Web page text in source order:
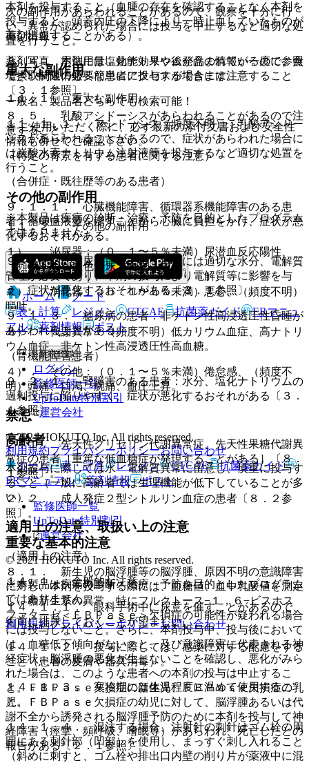
本剤を投与すること（血腫の存在を確認することなく本剤を
投与すると、頭蓋内圧の下降により一時止血していたものが
再び出血することがある）。
８．４． 本剤には塩化ナトリウムが含まれているので、食
塩摂取制限の必要な患者に投与する場合には注意すること
〔３．１参照〕。
８．５． 乳酸アシドーシスがあらわれることがあるので注
意すること。
（特定の背景を有する患者に関する注意）
（合併症・既往歴等のある患者）
９．１．１． 心臓機能障害、循環器系機能障害のある患
者：循環血液量を増すことから心臓に負担をかけ、症状が悪
化するおそれがある。
９．１．２． 尿崩症の患者：本症には適切な水分、電解質
管理が必要であり、本剤の投与により電解質等に影響を与
え、症状が悪化するおそれがある〔３．１参照〕。
９．１．３． 糖尿病の患者：非ケトン性高浸透圧性昏睡が
あらわれることがある。
（腎機能障害患者）
９．２．１． 腎障害のある患者：水分、塩化ナトリウムの
過剰投与に陥りやすく、症状が悪化するおそれがある〔３．
１参照〕。
高齢者
本剤投与に際しては水・電解質異常に留意し、慎重に投与す
ること（一般に高齢者では生理機能が低下していることが多
い）。
適用上の注意、取扱い上の注意
（適用上の注意）
１４．１． 全般的な注意
１４．１．１． 眼科手術中に尿意を催すことがあるので、
術前に排尿しておくことが望ましい。
１４．１．２． 投与に際しては、感染に対する配慮をする
こと（患者の皮膚や器具消毒）。
１４．１．３． 寒冷期には体温程度に温めて使用するこ
と。
１４．１．４． 混注する場合、注射針の刺針はゴム栓の周
囲にある刺針部（凹部）を使用し、まっすぐ刺し入れること
（斜めに刺すと、ゴム栓や排出口内壁の削り片が薬液中に混
次の副作用があらわれることがあるので、観察を十分に行
い、異常が認められた場合には投与を中止するなど適切な処
置を行うこと。
重大な副作用
１１．１． 重大な副作用
１１．１．１． アシドーシス（頻度不明）：乳酸アシドー
シスがあらわれることがあるので、症状があらわれた場合に
は炭酸水素ナトリウム注射液等を投与するなど適切な処置を
行うこと。
その他の副作用
１１．２． その他の副作用
１）． 泌尿器：（０．１〜５％未満）尿潜血反応陽性、
（頻度不明）血色素尿、血尿、尿意。
２）． 消化器：（０．１〜５％未満）悪心、（頻度不明）
嘔吐。
３）． 代謝異常：（頻度不明）低カリウム血症、高ナトリ
ウム血症、非ケトン性高浸透圧性高血糖。
４）． その他：（０．１〜５％未満）倦怠感、（頻度不
明）頭痛、口渇、腕痛、血圧上昇。
禁忌
２．１． 先天性グリセリン代謝異常症、先天性果糖代謝異
常症の患者［重篤な低血糖症が発現することがある］〔８．
１参照〕。
２．２． 成人発症２型シトルリン血症の患者〔８．２参
照〕。
重要な基本的注意
８．１． 新生児の脳浮腫等の脳浮腫、原因不明の意識障害
に対し、本剤を投与する際には、血糖値、血中乳酸値を測定
し、糖新生系の異常、特にフルクトース−１，６−ビスホス
ファターゼ＜ＦＢＰａｓｅ＞欠損症の可能性が疑われる場合
には投与しないこと。さらに、本剤投与中、投与後において
は、血糖低下傾向がないこと、及び意識障害に代表される神
経症状、脳浮腫の悪化が生じないことを確認し、悪化がみら
れた場合は、このような患者への本剤の投与は中止するこ
と。ＦＢＰａｓｅ欠損症の新生児、ＦＢＰａｓｅ欠損症の乳
児、ＦＢＰａｓｅ欠損症の幼児に対して、脳浮腫あるいは代
謝不全から誘発される脳浮腫予防のために本剤を投与して神
経障害（痙攣、頻呼吸、嗜眠等）があらわれ、死亡したとの
報告がある〔２．１参照〕。
薬剤情報
薬剤写真、用法用量、効能効果や後発品の情報が一度に参照
でき、関連情報へ簡単にアクセスができます。
一般名、製品名どちらでも検索可能！
※ ご使用いただく際に、必ず最新の添付文書および安全性
情報も併せてご確認下さい。
※本製品は疾病の診断・治療・予防を目的としたプログラム
ではありません。
ホーム
ノート
表・計算
レジメン CTCAE 抗菌薬ガイド
ERマニュ
アル
薬剤情報 ポスト
新規登録
ログイン
監修医師一覧
UpToDate特別割引
運営会社
© 2021 HOKUTO Inc. All rights reserved.
利用規約プライバシーポリシーお問い合わせ
ホーム
表・計算 レジメン CTCAE
抗菌薬ガイド
ERマニュアル
薬剤情報 ポスト
監修医師一覧
UpToDate特別割引
運営会社
© 2021 HOKUTO Inc. All rights reserved.
※本製品は疾病の診断・治療・予防を目的としたプログラム
ではありません。
利用規約プライバシーポリシーお問い合わせ